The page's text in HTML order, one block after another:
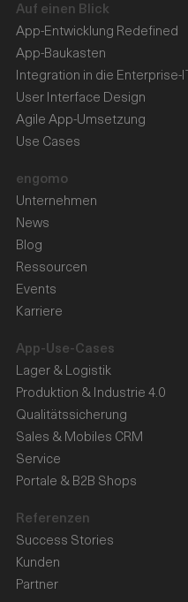
Auf einen Blick
App-Entwicklung Redefined
App-Baukasten
Integration in die Enterprise-IT
User Interface Design
Agile App-Umsetzung
Use Cases
App-Use-Cases
Lager & Logistik
Produktion & Industrie 4.0
Qualitätssicherung
Sales & Mobiles CRM
Service
Portale & B2B Shops
Referenzen
Success Stories
Kunden
Partner
engomo
Unternehmen
News
Blog
Ressourcen
Events
Karriere